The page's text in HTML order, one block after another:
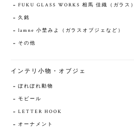
FUKU GLASS WORKS 相馬 佳織（ガラス）
久銘
lamne 小埜みよ（ガラスオブジェなど）
その他
インテリ小物・オブジェ
ぽれぽれ動物
モビール
LETTER HOOK
オーナメント